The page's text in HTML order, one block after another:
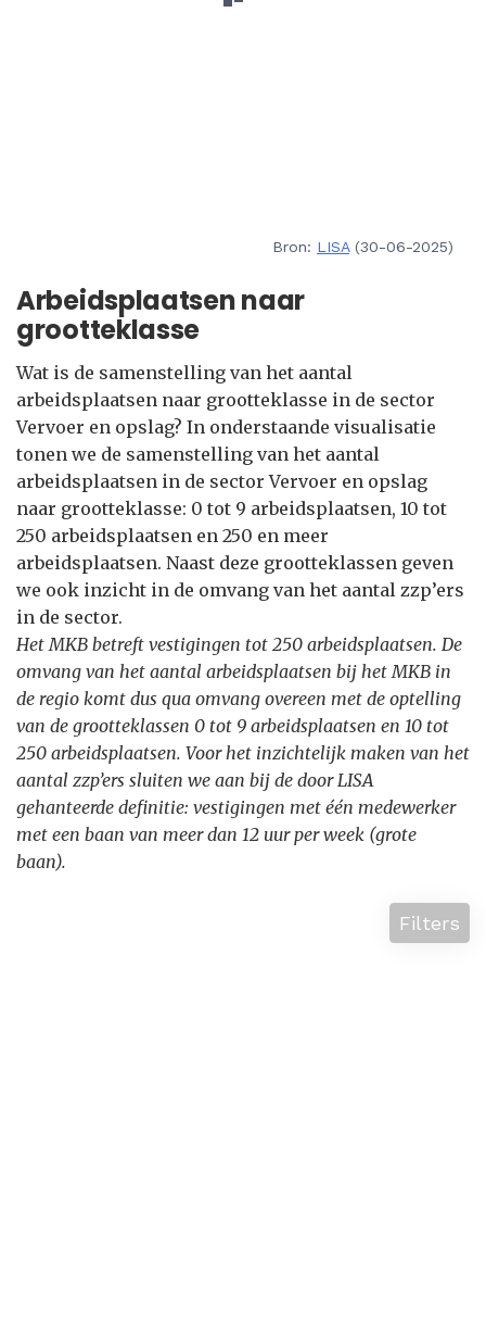
Bron: LISA(30-06-2025)
Arbeidsplaatsen naar
grootteklasse
Wat is de samenstelling van het aantal
arbeidsplaatsen naar grootteklasse in de sector
Vervoer en opslag? In onderstaande visualisatie
tonen we de samenstelling van het aantal
arbeidsplaatsen in de sector Vervoer en opslag
naar grootteklasse: 0 tot 9 arbeidsplaatsen, 10 tot
250 arbeidsplaatsen en 250 en meer
arbeidsplaatsen. Naast deze grootteklassen geven
we ook inzicht in de omvang van het aantal zzp’ers
in de sector.
Het MKB betreft vestigingen tot 250 arbeidsplaatsen. De
omvang van het aantal arbeidsplaatsen bij het MKB in
de regio komt dus qua omvang overeen met de optelling
van de grootteklassen 0 tot 9 arbeidsplaatsen en 10 tot
250 arbeidsplaatsen. Voor het inzichtelijk maken van het
aantal zzp’ers sluiten we aan bij de door LISA
gehanteerde definitie: vestigingen met één medewerker
met een baan van meer dan 12 uur per week (grote
baan).
Filters